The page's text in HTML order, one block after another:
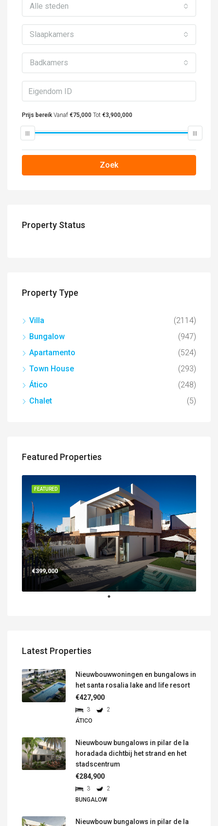
Alle steden
Slaapkamers
Badkamers
Prijs bereik Vanaf €75,000 Tot €3,900,000
Zoek
Property Status
Property Type
Villa
(2114)
Bungalow
(947)
Apartamento
(524)
Town House
(293)
Ático
(248)
Chalet
(5)
Featured Properties
FEATURED
€399,000
Latest Properties
Nieuwbouwwoningen en bungalows in
het santa rosalia lake and life resort
€427,900
3
2
ÁTICO
Nieuwbouw bungalows in pilar de la
horadada dichtbij het strand en het
stadscentrum
€284,900
3
2
BUNGALOW
Nieuwbouw bungalows in pilar de la